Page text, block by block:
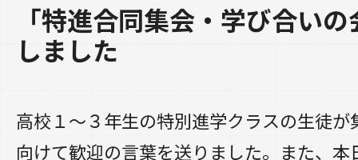
「特進合同集会・学び合い
しました
高校１～３年生の特別進学クラスの生徒が
向けて歓迎の言葉を送りました。また、本